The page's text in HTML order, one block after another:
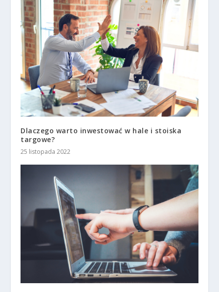
Dlaczego warto inwestować w hale i stoiska
targowe?
25 listopada 2022